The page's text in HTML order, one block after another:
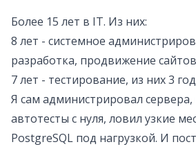
Более 15 лет в IT. Из них:
8 лет - системное
разработка, продвижение
7 лет - тестирование, из них 3
Я сам администрировал сервера,
автотесты с нуля, ловил узкие
PostgreSQL под нагрузкой. И